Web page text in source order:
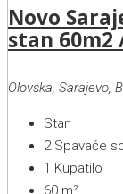
Novo
stan 60m2
Olovska, Sarajevo,
Stan
2 Spavaće
1 Kupatilo
60 m²